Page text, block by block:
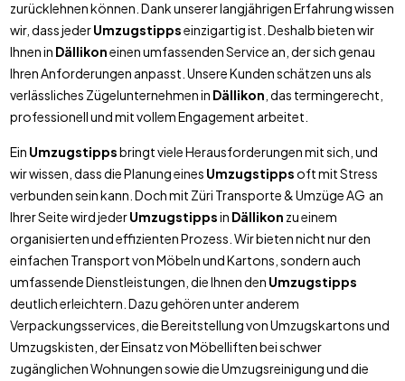
zurücklehnen können. Dank unserer langjährigen Erfahrung wissen
wir, dass jederUmzugstippseinzigartig ist. Deshalb bieten wir
Ihnen in Dällikoneinen umfassenden Service an, der sich genau
Ihren Anforderungen anpasst. Unsere Kunden schätzen uns als
verlässliches Zügelunternehmen in Dällikon , das termingerecht,
professionell und mit vollem Engagement arbeitet.
Ein Umzugstippsbringt viele Herausforderungen mit sich, und
wir wissen, dass die Planung eines Umzugstippsoft mit Stress
verbunden sein kann. Doch mit Züri Transporte & Umzüge AG an
Ihrer Seite wird jederUmzugstippsin Dällikon zu einem
organisierten und effizienten Prozess. Wir bieten nicht nur den
einfachen Transport von Möbeln und Kartons, sondern auch
umfassende Dienstleistungen, die Ihnen den Umzugstipps
deutlich erleichtern. Dazu gehören unter anderem
Verpackungsservices, die Bereitstellung von Umzugskartons und
Umzugskisten, der Einsatz von Möbelliften bei schwer
zugänglichen Wohnungen sowie die Umzugsreinigung und die